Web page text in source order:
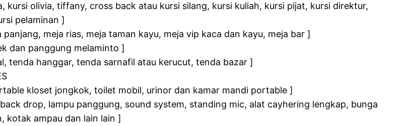
kursi olivia, tiffany, cross back atau kursi silang, kursi kuliah, kursi pijat, kursi direktur,
pelaminan ]
panjang, meja rias, meja taman kayu, meja vip kaca dan kayu, meja bar ]
dan panggung melaminto ]
tenda hanggar, tenda sarnafil atau kerucut, tenda bazar ]
kloset jongkok, toilet mobil, urinor dan kamar mandi portable ]
back drop, lampu panggung, sound system, standing mic, alat cayhering lengkap, bunga
kotak ampau dan lain lain ]